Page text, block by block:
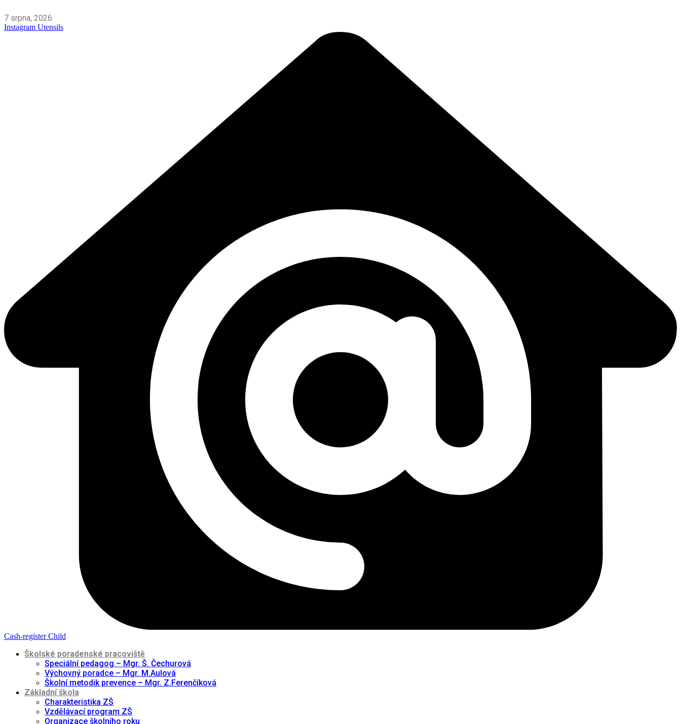
to
content
7 srpna, 2026
Instagram Utensils
Cash-register Child
Školské poradenské pracoviště
Speciální pedagog – Mgr. Š. Čechurová
Výchovný poradce – Mgr. M.Aulová
Školní metodik prevence – Mgr. Z.Ferenčíková
Základní škola
Charakteristika ZŠ
Vzdělávací program ZŠ
Organizace školního roku